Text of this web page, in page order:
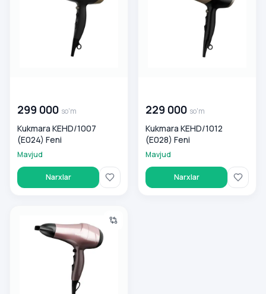
299 000 so'm
Kukmara KEHD/1007
(E024) Feni
Mavjud
Narxlar
229 000 so'm
Kukmara KEHD/1012
(E028) Feni
Mavjud
Narxlar